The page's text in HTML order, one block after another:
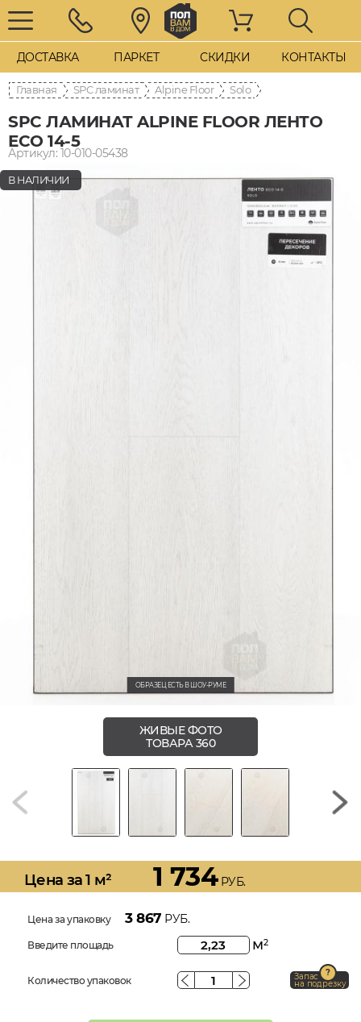
ДОСТАВКА ПАРКЕТ СКИДКИ КОНТАКТЫ
Главная SPC ламинат Alpine Floor Solo
SPC ЛАМИНАТ ALPINE FLOOR ЛЕНТО
ECO 14-5
Артикул: 10-010-05438
В НАЛИЧИИ
ОБРАЗЕЦ ЕСТЬ В ШОУ-РУМЕ
ЖИВЫЕ ФОТО
ТОВАРА 360
Цена за 1 м² 1 734РУБ.
Цена за упаковку 3 867 РУБ.
Введите площадь м2
Количество упаковок Запас
на подрезку